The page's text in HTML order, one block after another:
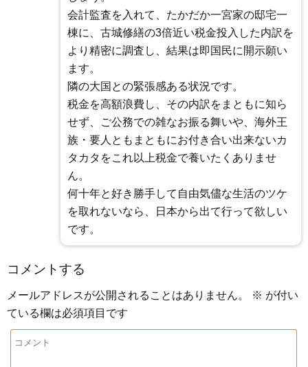
会計監査を入れて、たかだか一宮家の邸宅一
棟に、古城修繕の3倍近い税金投入した内訳を
より精密に調査し、結果は即国民に開示願い
ます。
隣の大国との緊張感ある状況です。
税金を高額浪費し、その内訳をまともに知ら
せず、ご公務での雑なお振る舞いや、海外王
族・要人ともまともにお付き合い出来ないカ
タカタをこれ以上税金で養いたくありませ
ん。
何十年と好き勝手して自由気儘な生活のツケ
を取れないなら、日本から出て行って欲しい
です。
コメントする
メールアドレスが公開されることはありません。 ※ が付い
ている欄は必須項目です